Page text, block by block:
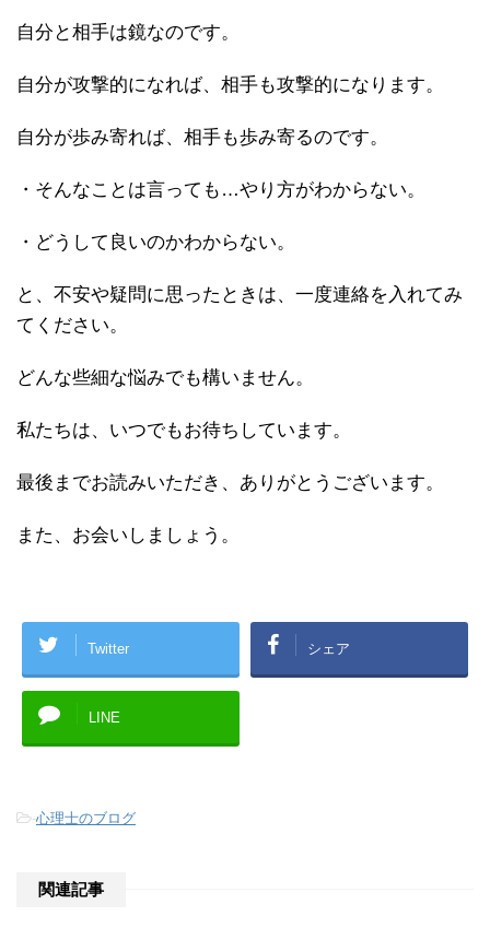
自分と相手は鏡なのです。
自分が攻撃的になれば、相手も攻撃的になります。
自分が歩み寄れば、相手も歩み寄るのです。
・そんなことは言っても…やり方がわからない。
・どうして良いのかわからない。
と、不安や疑問に思ったときは、一度連絡を入れてみ
てください。
どんな些細な悩みでも構いません。
私たちは、いつでもお待ちしています。
最後までお読みいただき、ありがとうございます。
また、お会いしましょう。
Twitter シェア
LINE
-心理士のブログ
関連記事